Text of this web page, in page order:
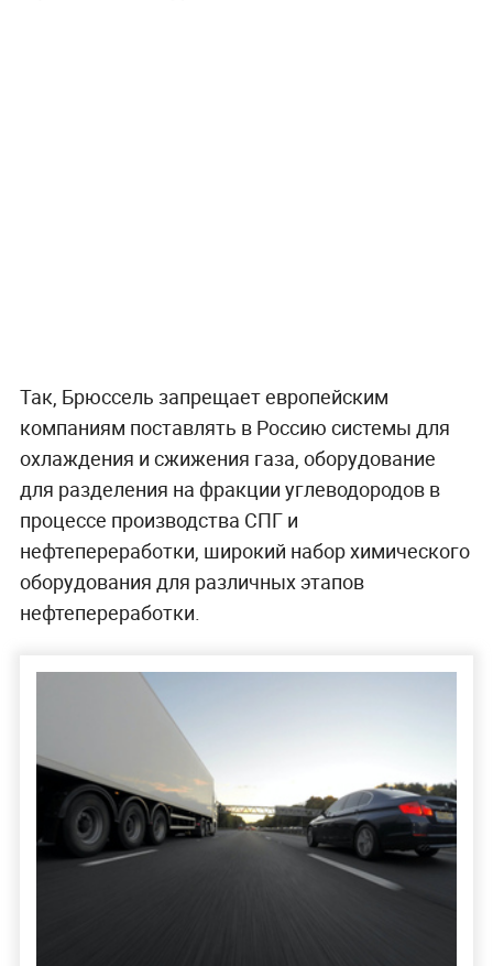
Так, Брюссель запрещает европейским
компаниям поставлять в Россию системы для
охлаждения и сжижения газа, оборудование
для разделения на фракции углеводородов в
процессе производства СПГ и
нефтепереработки, широкий набор химического
оборудования для различных этапов
нефтепереработки.